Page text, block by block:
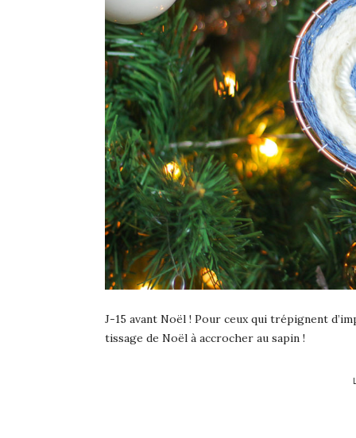
J-15 avant Noël ! Pour ceux qui trépignent
tissage de Noël à accrocher au sapin !